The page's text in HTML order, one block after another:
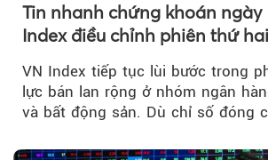
Tin nhanh chứng khoán ngày
Index điều chỉnh phiên thứ
chờ phản ứng tại vùng MA20
VN Index tiếp tục lùi bước trong
lực bán lan rộng ở nhóm ngân
và bất động sản. Dù chỉ số đóng